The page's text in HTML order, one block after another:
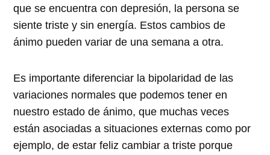
que se encuentra con depresión, la persona se
siente triste y sin energía. Estos cambios de
ánimo pueden variar de una semana a otra.
Es importante diferenciar la bipolaridad de las
variaciones normales que podemos tener en
nuestro estado de ánimo, que muchas veces
están asociadas a situaciones externas como por
ejemplo, de estar feliz cambiar a triste porque